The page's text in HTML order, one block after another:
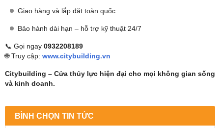
Giao hàng và lắp đặt toàn quốc
Bảo hành dài hạn – hỗ trợ kỹ thuật 24/7
📞 Gọi ngay 0932208189
🌐 Truy cập: www.citybuilding.vn
Citybuilding – Cửa thủy lực hiện đại cho mọi không gian sống
và kinh doanh.
BÌNH CHỌN TIN TỨC